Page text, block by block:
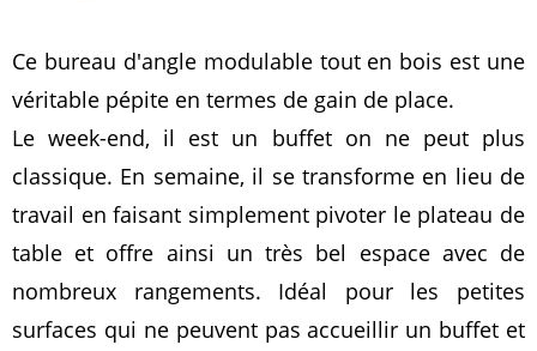
Ce bureau d'angle modulable tout en bois est une
véritable pépite en termes de gain de place.
Le week-end, il est un buffet on ne peut plus
classique. En semaine, il se transforme en lieu de
travail en faisant simplement pivoter le plateau de
table et offre ainsi un très bel espace avec de
nombreux rangements. Idéal pour les petites
surfaces qui ne peuvent pas accueillir un buffet et